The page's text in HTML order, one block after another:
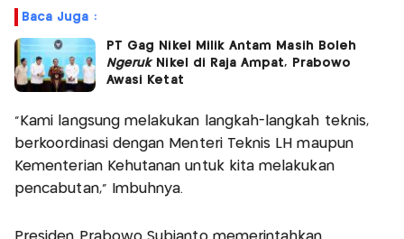
Baca Juga :
PT Gag Nikel Milik Antam Masih Boleh
NgerukNikel di Raja Ampat, Prabowo
Awasi Ketat
“Kami langsung melakukan langkah-langkah teknis,
berkoordinasi dengan Menteri Teknis LH maupun
Kementerian Kehutanan untuk kita melakukan
pencabutan,” Imbuhnya.